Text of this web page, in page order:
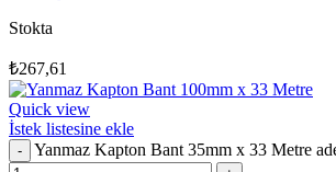
Stokta
₺267,61
Quick view
İstek listesine ekle
Yanmaz Kapton Bant 35mm x 33 Metre